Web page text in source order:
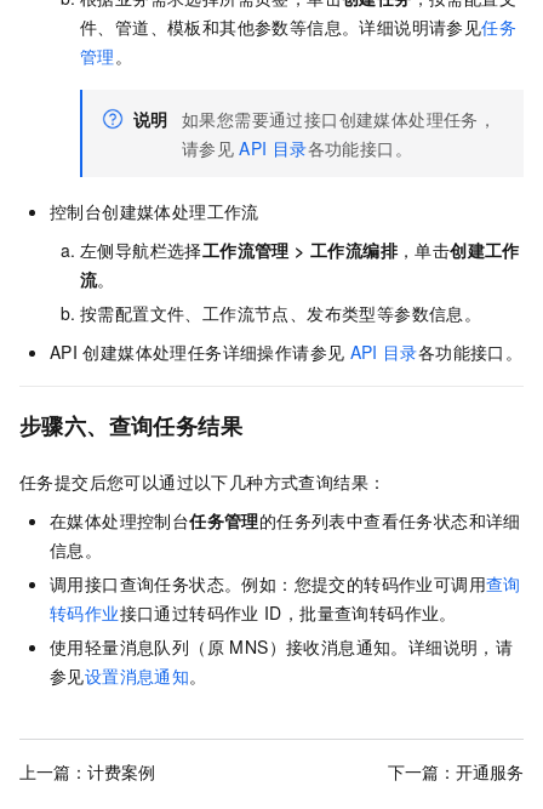
件、管道、模板和其他参数等信息。详细说明请参见任务
管理 。
说明 如果您需要通过接口创建媒体处理任务，
请参见 API 目录各功能接口。
控制台创建媒体处理工作流
左侧导航栏选择工作流管理 >工作流编排，单击创建工作
流。
按需配置文件、工作流节点、发布类型等参数信息。
API 创建媒体处理任务详细操作请参见 API 目录各功能接口。
步骤六、查询任务结果
任务提交后您可以通过以下几种方式查询结果：
在媒体处理控制台任务管理的任务列表中查看任务状态和详细
信息。
调用接口查询任务状态。例如：您提交的转码作业可调用查询
转码作业接口通过转码作业 ID，批量查询转码作业。
使用轻量消息队列（原 MNS）接收消息通知。详细说明，请
参见设置消息通知。
上一篇： 计费案例 下一篇： 开通服务